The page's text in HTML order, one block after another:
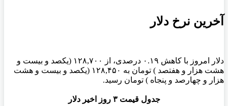
آخرین نرخ دلار
دلار امروز با کاهش ۰.۱۹ درصدی، از ۱۲۸,۷۰۰ (یکصد و بیست و
هشت هزار و هفتصد ) تومان به ۱۲۸,۴۵۰ (یکصد و بیست و هشت
هزار و چهارصد و پنجاه ) تومان رسید.
جدول قیمت ۳ روز اخیر دلار